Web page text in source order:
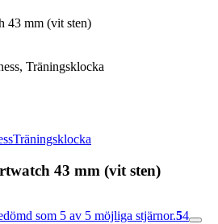
43 mm (vit sten)
Träningsklocka
Träningsklocka
43 mm (vit sten)
som 5 av 5 möjliga stjärnor.54